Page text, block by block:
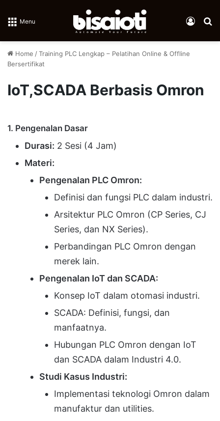
Menu Log In
Home /Training PLC Lengkap – Pelatihan Online & Offline
Bersertifikat
IoT,SCADA Berbasis Omron
1. Pengenalan Dasar
Durasi: 2 Sesi (4 Jam)
Materi:
Pengenalan PLC Omron:
Definisi dan fungsi PLC dalam industri.
Arsitektur PLC Omron (CP Series, CJ
Series, dan NX Series).
Perbandingan PLC Omron dengan
merek lain.
Pengenalan IoT dan SCADA:
Konsep IoT dalam otomasi industri.
SCADA: Definisi, fungsi, dan
manfaatnya.
Hubungan PLC Omron dengan IoT
dan SCADA dalam Industri 4.0.
Studi Kasus Industri:
Implementasi teknologi Omron dalam
manufaktur dan utilities.